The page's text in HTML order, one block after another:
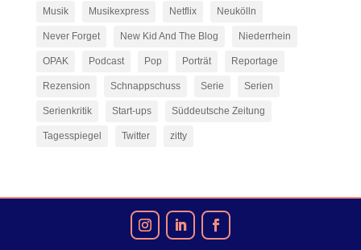
Musik Musikexpress Netflix Neukölln
Never Forget New Kid And The Blog Niederrhein
OPAK Podcast Pop Porträt Reportage
Rezension Schnappschuss Serie Serien
Serienkritik Start-ups Süddeutsche Zeitung
Tagesspiegel Twitter zitty